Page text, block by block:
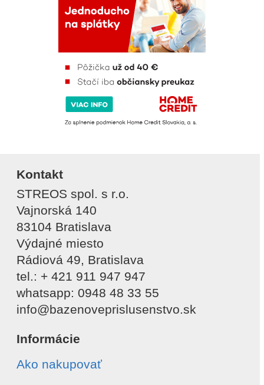
Kontakt
STREOS spol. s r.o.
Vajnorská 140
83104 Bratislava
Výdajné miesto
Rádiová 49, Bratislava
tel.: + 421 911 947 947
whatsapp: 0948 48 33 55
info@bazenoveprislusenstvo.sk
Informácie
Ako nakupovať